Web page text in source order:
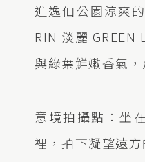
進逸仙公園涼爽
RIN 淡麗 GREEN
與綠葉鮮嫩香氣，
意境拍攝點：坐
裡，拍下凝望遠方